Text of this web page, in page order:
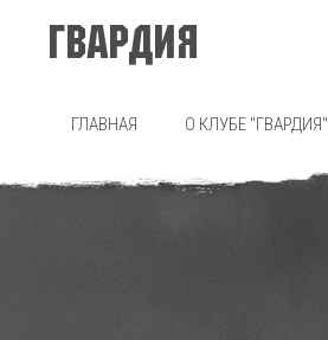
Гвардия
ГЛАВНАЯ О КЛУБЕ "ГВАРДИЯ"